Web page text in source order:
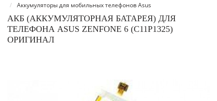
Аккумуляторы для мобильных телефонов Asus
АКБ (АККУМУЛЯТОРНАЯ БАТАРЕЯ) ДЛЯ
ТЕЛЕФОНА ASUS ZENFONE 6 (C11P1325)
ОРИГИНАЛ